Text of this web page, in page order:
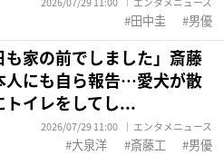
田中圭 男優
も家の前でしました」斎藤
にも自ら報告…愛犬が散
トイレをしてし...
2026/07/29 11:00 エンタメニュース
大泉洋 斎藤工 男優